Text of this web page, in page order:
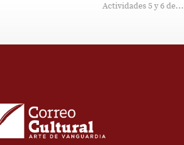
Actividades 5 y 6 de…